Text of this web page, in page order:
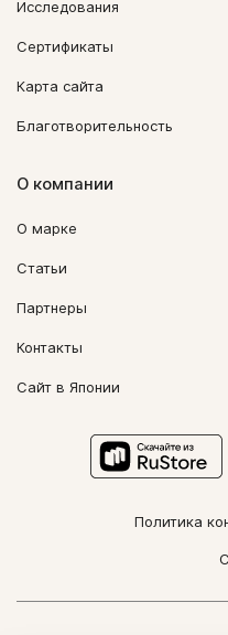
Исследования
Сертификаты
Карта сайта
Благотворительность
О компании
О марке
Статьи
Партнеры
Контакты
Сайт в Японии
Политика